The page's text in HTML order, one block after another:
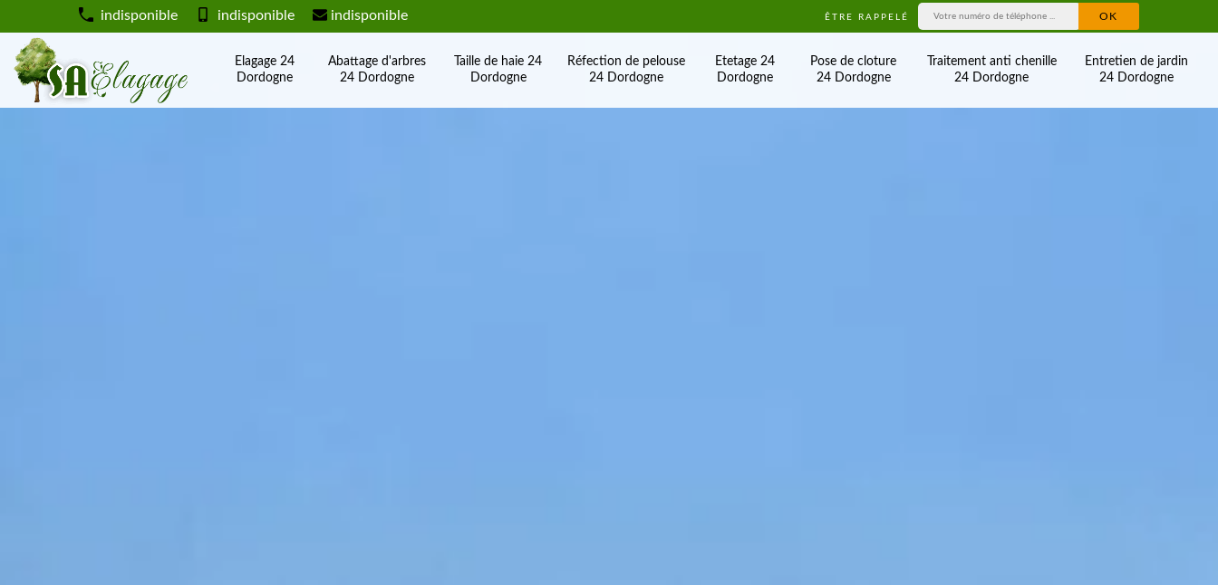
indisponible indisponible indisponible ÊTRE RAPPELÉ
Elagage 24
Dordogne
Abattage d'arbres
24 Dordogne
Taille de haie 24
Dordogne
Réfection de pelouse
24 Dordogne
Etetage 24
Dordogne
Pose de cloture
24 Dordogne
Traitement anti chenille
24 Dordogne
Entretien de jardin
24 Dordogne